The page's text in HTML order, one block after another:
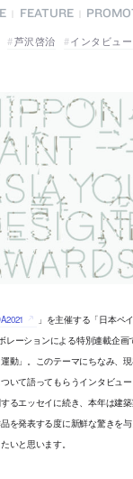
FEATURE
芦沢啓治 インタビュー
」を主催する「日本ペ
レーションによる特別連載企
動」。このテーマにちなみ、
いて語ってもらうインタビュ
るエッセイに続き、本年は建
を発表する度に新鮮な驚きを
いと思います。